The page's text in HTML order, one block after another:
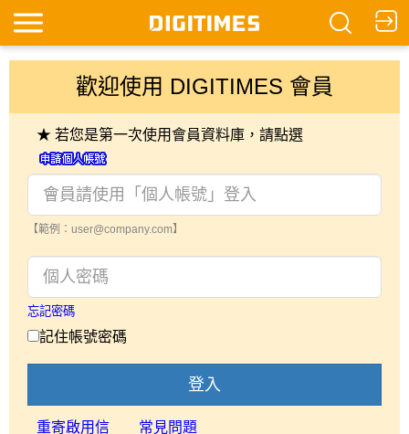
歡迎使用 DIGITIMES 會員
★ 若您是第一次使用會員資料庫，請點選
【範例：user@company.com】
忘記密碼
記住帳號密碼
登入
重寄啟用信 常見問題